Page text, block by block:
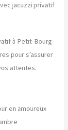
jacuzzi privatif
à Petit-Bourg
pour s’assurer
attentes.
en amoureux